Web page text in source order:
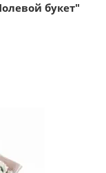
букет"